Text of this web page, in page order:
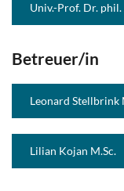
Univ.-Prof. Dr.
Betreuer/in
Leonard Stellbrink
Lilian Kojan M.Sc.